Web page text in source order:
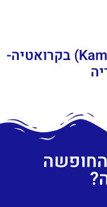
חצי האי קאמניאק (Kamenjak) בקרואטיה-